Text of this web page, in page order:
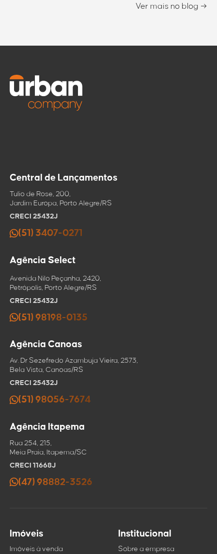
Ver mais no blog →
Central de Lançamentos
Tulio de Rose, 200,
Jardim Europa, Porto Alegre/RS
CRECI 25432J
(51) 3407-0271
Agência Select
Avenida Nilo Peçanha, 2420,
Petrópolis, Porto Alegre/RS
CRECI 25432J
(51) 98198-0135
Agência Canoas
Av. Dr Sezefredo Azambuja Vieira, 2573,
Bela Vista, Canoas/RS
CRECI 25432J
(51) 98056-7674
Agência Itapema
Rua 254, 215,
Meia Praia, Itapema/SC
CRECI 11668J
(47) 98882-3526
Imóveis
Imóveis à venda
Institucional
Sobre a empresa